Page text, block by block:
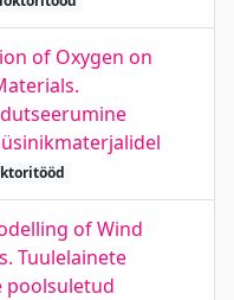
of Oxygen on
of Wind
Tuulelainete
poolsuletud